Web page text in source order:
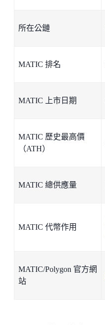
所在公鏈
MATIC 排名
MATIC 上市日期
MATIC 歷史最高價
（ATH）
MATIC 總供應量
MATIC 代幣作用
MATIC/Polygon 官方網
站